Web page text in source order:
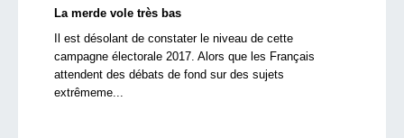
La merde vole très bas
Il est désolant de constater le niveau de cette
campagne électorale 2017. Alors que les Français
attendent des débats de fond sur des sujets
extrêmeme...